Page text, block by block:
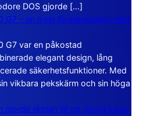
DOS gjorde […]
G7 – en lyxig företagsdator med
G7 var en påkostad
elegant design, lång
säkerhetsfunktioner. Med
vikbara pekskärm och sin höga
gjorde skolan till ett öppet kaos